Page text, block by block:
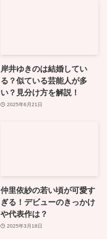
岸井ゆきのは結婚してい
る？似ている芸能人が多
い？見分け方を解説！
2025年6月21日
仲里依紗の若い頃が可愛す
ぎる！デビューのきっかけ
や代表作は？
2025年3月18日